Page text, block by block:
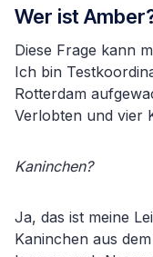
Wer ist
Diese Frage kann
Ich bin
Rotterdam
Verlobten und vier
Kaninchen?
Ja, das ist meine
Kaninchen aus